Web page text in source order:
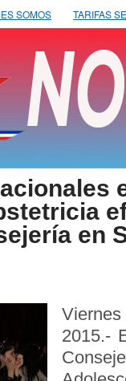
SOMOS TARIFAS
en
2015.-